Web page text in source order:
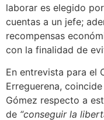
laborar es elegido
cuentas a un jefe;
recompensas
con la finalidad de
En entrevista para el
Erreguerena,
Gómez respecto a
de “conseguir la